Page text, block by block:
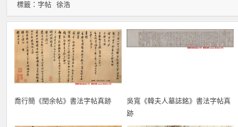
標籤： 字帖 徐浩
喬行簡《閏余帖》書法字帖真跡
吳寬《韓夫人墓誌銘》書法字帖真
跡